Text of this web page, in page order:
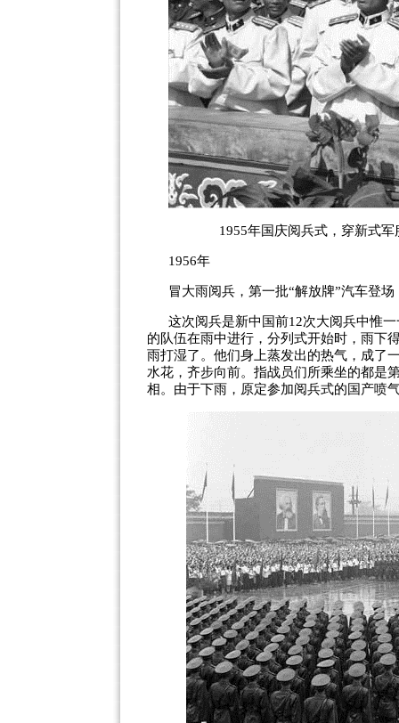
1955年国庆阅兵式，穿新式
1956年
冒大雨阅兵，第一批“解放牌”汽车登场
这次阅兵是新中国前12次大阅兵中惟
的队伍在雨中进行，分列式开始时，雨下
雨打湿了。他们身上蒸发出的热气，成了
水花，齐步向前。指战员们所乘坐的都是
相。由于下雨，原定参加阅兵式的国产喷